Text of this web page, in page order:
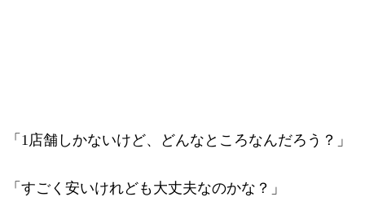
「1店舗しかないけど、どんなところなんだろう？」
「すごく安いけれども大丈夫なのかな？」